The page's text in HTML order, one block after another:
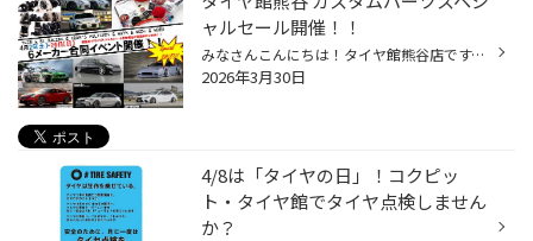
ャルセール開催！！
みなさんこんにちは！タイヤ館熊谷店です。 みなさまお待たせいたしました！！ タイヤ館熊谷店！スペシャルセールイベント開催です！！！ 4月25日㊏・26日㊐の2日間 TEIN・BC RACING・ADAM’S POLISHES・RAYS・WEDS・WORK 計6メーカーご協賛いただき商談会イベントを開催いたします。 車高を低くした...
2026年3月30日
4/8は「タイヤの日」！コクピッ
ト・タイヤ館でタイヤ点検しません
か？